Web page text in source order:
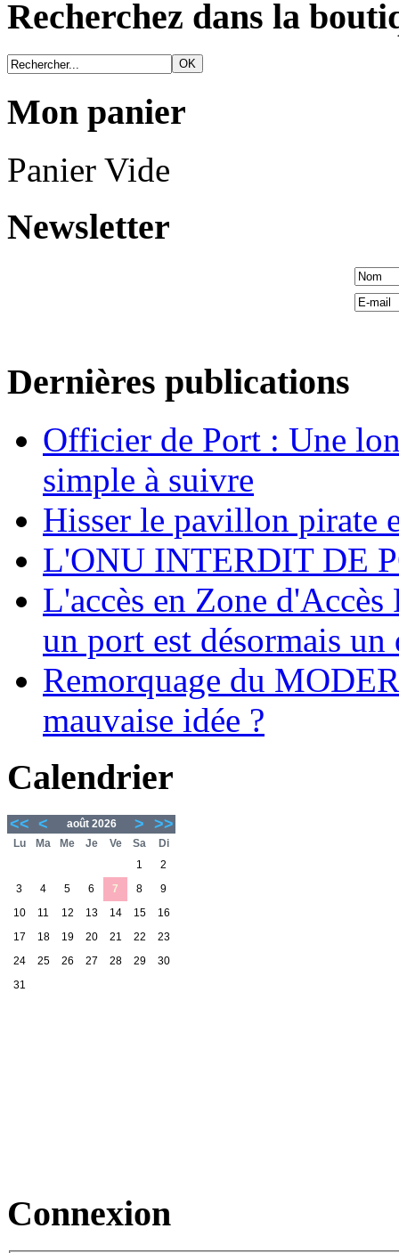
Recherchez dans la
Mon panier
Panier Vide
Newsletter
Dernières publications
Officier de Port : Une
simple à suivre
Hisser le pavillon pirate
L'ONU INTERDIT DE
L'accès en Zone
un port est désormais un
Remorquage du
mauvaise idée ?
Calendrier
<< < août 2026 > >>
Lu Ma Me Je Ve Sa
Di
1
2
3
4 5 6 7 8
9
10
11 12 13 14 15
16
17
18 19 20 21 22
23
24
25 26 27 28 29
30
31
Connexion